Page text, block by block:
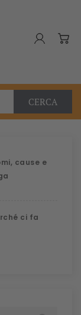
CERCA
cause e
ci fa